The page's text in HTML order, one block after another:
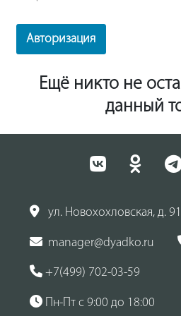
Авторизация
Ещё никто не
данный
ул. Новохохловская, д.
manager@dyadko.ru
+7(499) 702-03-59
Пн-Пт с 9:00 до 18:00